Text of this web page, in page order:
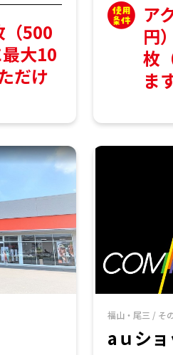
（500
大10
だけ
ア
円
枚
ま
福山・尾三 / そ
aｕシ